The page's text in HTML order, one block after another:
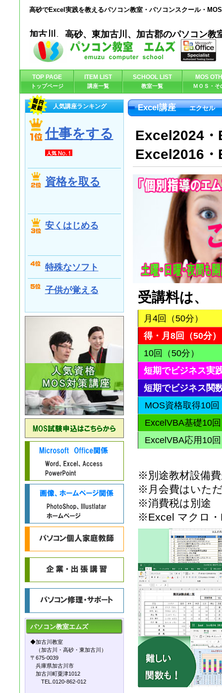
高砂でExcel実践を教えるパソコン教室・パソコンスクール・
加古川、高砂、東加古川、加古郡のパソコン教
Excel講座 エクセル
Excel2024
Excel2016
受講料は、
月4回（50分）
得・月8回（50分）
10回（50分）
短期でビジネス実
短期でビジネス関
MOS資格取得10回
ExcelVBA基礎10
ExcelVBA応用10
※別途教材設備
※月会費はいた
※消費税は別途
※Excel マクロ・
TOP PAGE
トップページ
ITEM LIST
講座一覧
SCHOOL LIST
教室一覧
MOS
ＭＯＳ・そ
人気講座ランキング
仕事をする
資格を取る
安くはじめる
特殊なソフト
子供が覚える
パソコン教室エムズ
◆加古川教室
（加古川・高砂・東加古川）
〒675-0039
兵庫県加古川市
加古川町粟津1012
TEL.0120-862-012